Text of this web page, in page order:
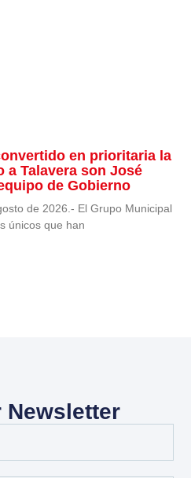
en prioritaria la
a Talavera son José
de Gobierno
de 2026.- El Grupo Municipal
únicos que han
Newsletter